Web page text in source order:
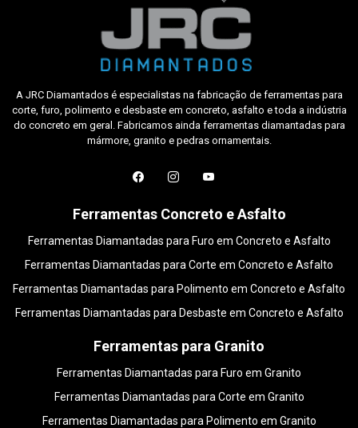
A JRC Diamantados é especialistas na fabricação de ferramentas para
corte, furo, polimento e desbaste em concreto, asfalto e toda a indústria
do concreto em geral. Fabricamos ainda ferramentas diamantadas para
mármore, granito e pedras ornamentais.
Ferramentas Concreto e Asfalto
Ferramentas Diamantadas para Furo em Concreto e Asfalto
Ferramentas Diamantadas para Corte em Concreto e Asfalto
Ferramentas Diamantadas para Polimento em Concreto e Asfalto
Ferramentas Diamantadas para Desbaste em Concreto e Asfalto
Ferramentas para Granito
Ferramentas Diamantadas para Furo em Granito
Ferramentas Diamantadas para Corte em Granito
Ferramentas Diamantadas para Polimento em Granito